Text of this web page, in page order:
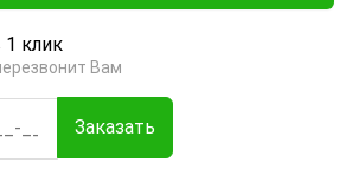
1 клик
Вам
Заказать